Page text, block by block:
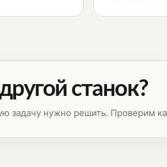
станок?
задачу нужно решить. Проверим